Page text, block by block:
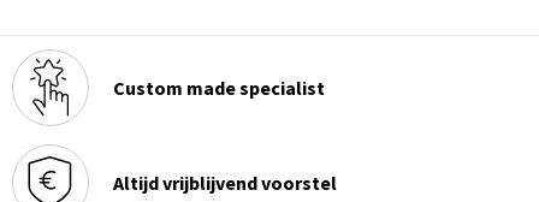
Custom made specialist
Altijd vrijblijvend voorstel